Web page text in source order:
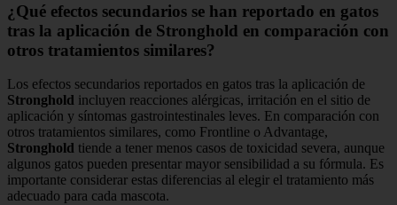
¿Qué efectos secundarios se han reportado en gatos
tras la aplicación de Stronghold en comparación con
otros tratamientos similares?
Los efectos secundarios reportados en gatos tras la aplicación de
Stronghold incluyen reacciones alérgicas, irritación en el sitio de
aplicación y síntomas gastrointestinales leves. En comparación con
otros tratamientos similares, como Frontline o Advantage,
Stronghold tiende a tener menos casos de toxicidad severa, aunque
algunos gatos pueden presentar mayor sensibilidad a su fórmula. Es
importante considerar estas diferencias al elegir el tratamiento más
adecuado para cada mascota.